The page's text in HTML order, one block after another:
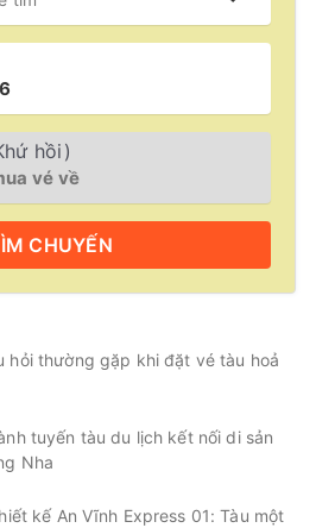
hồi)
CHUYẾN
hỏi thường gặp khi đặt vé tàu hoả
tuyến tàu du lịch kết nối di sản
Nha
kế An Vĩnh Express 01: Tàu một